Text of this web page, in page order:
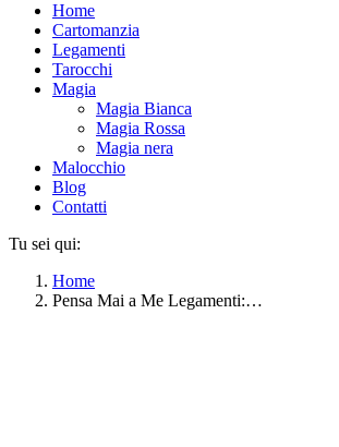
Home
Cartomanzia
Legamenti
Tarocchi
Magia
Magia Bianca
Magia Rossa
Magia nera
Malocchio
Blog
Contatti
Tu sei qui:
Home
Pensa Mai a Me Legamenti:…